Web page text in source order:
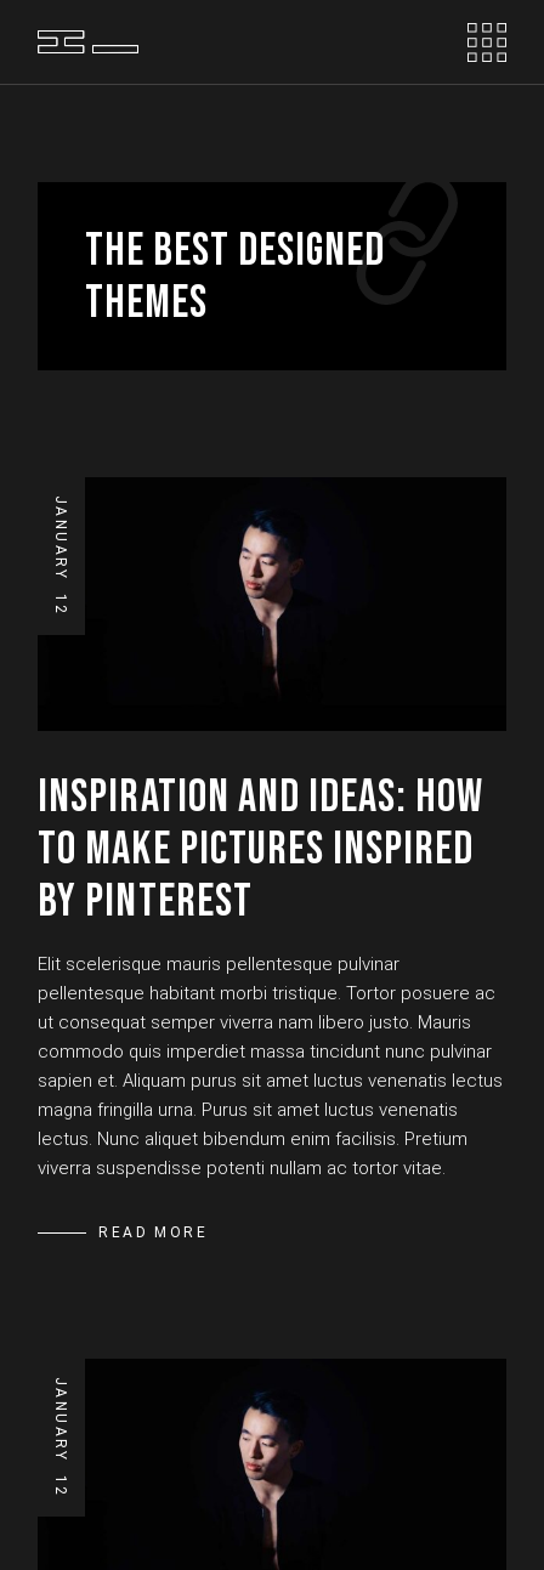
THE BEST DESIGNED
THEMES
JANUARY
12
INSPIRATION AND IDEAS: HOW
TO MAKE PICTURES INSPIRED
BY PINTEREST
Elit scelerisque mauris pellentesque pulvinar
pellentesque habitant morbi tristique. Tortor posuere ac
ut consequat semper viverra nam libero justo. Mauris
commodo quis imperdiet massa tincidunt nunc pulvinar
sapien et. Aliquam purus sit amet luctus venenatis lectus
magna fringilla urna. Purus sit amet luctus venenatis
lectus. Nunc aliquet bibendum enim facilisis. Pretium
viverra suspendisse potenti nullam ac tortor vitae.
READ MORE
JANUARY
12